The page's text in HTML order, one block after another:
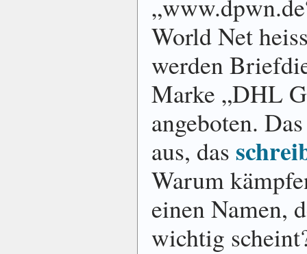
World Net
werden
Marke „DHL
angeboten.
aus, das
Warum
einen Namen,
wichtig